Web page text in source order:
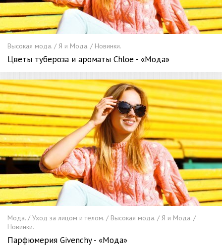
Высокая мода. / Я и Мода. / Новинки.
Цветы тубероза и ароматы Chloe - «Мода»
Мода. / Уход за лицом и телом. / Высокая мода. / Я и Мода. /
Новинки.
Парфюмерия Givenchy - «Мода»